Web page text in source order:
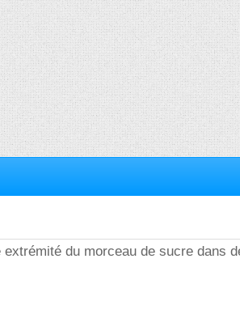
du morceau de sucre dans